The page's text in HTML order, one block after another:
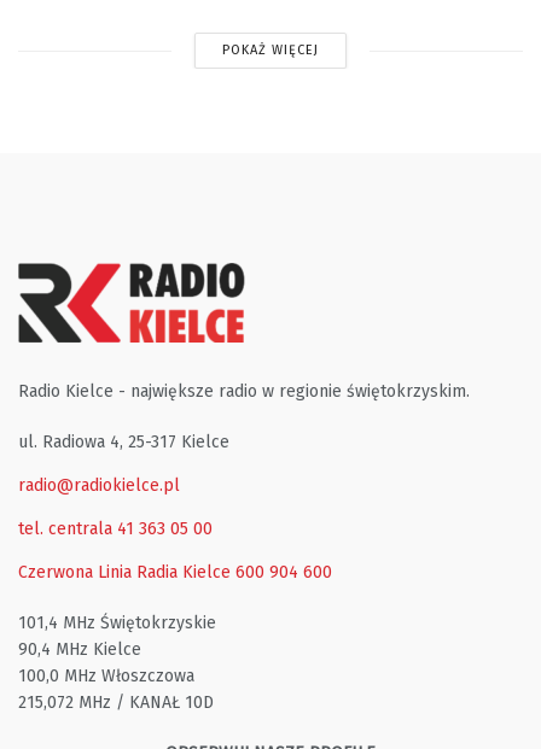
POKAŻ WIĘCEJ
Radio Kielce - największe radio w regionie świętokrzyskim.
ul. Radiowa 4, 25-317 Kielce
radio@radiokielce.pl
tel. centrala 41 363 05 00
Czerwona Linia Radia Kielce 600 904 600
101,4 MHz Świętokrzyskie
90,4 MHz Kielce
100,0 MHz Włoszczowa
215,072 MHz / KANAŁ 10D